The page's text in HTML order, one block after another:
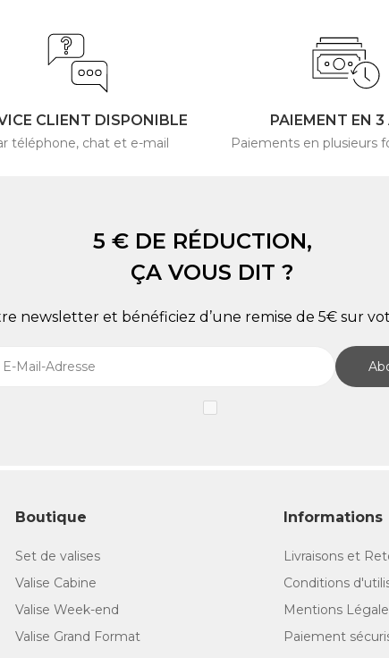
CLIENT DISPONIBLE
téléphone, chat et e-mail
PAIEMENT EN
Paiements en plusieurs
5 € DE RÉDUCTION,
ÇA VOUS DIT ?
newsletter et bénéficiez d’une remise de 5€ sur
Boutique
Set de valises
Valise Cabine
Valise Week-end
Valise Grand Format
Informations
Livraisons et
Conditions
Mentions
Paiement